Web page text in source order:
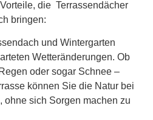
die Terrassendächer
bringen:
und Wintergarten
Wetteränderungen. Ob
oder sogar Schnee –
können Sie die Natur bei
ohne sich Sorgen machen zu